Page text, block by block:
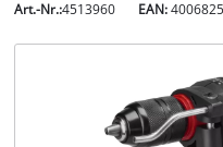
Art.-Nr.:4513960 EAN: